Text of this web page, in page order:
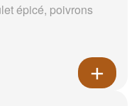
épicé, poivrons